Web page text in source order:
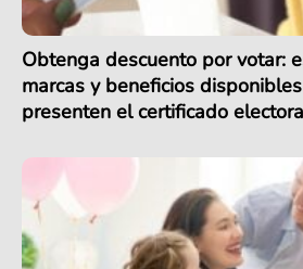
Obtenga descuento por votar:
marcas y beneficios
presenten el certificado